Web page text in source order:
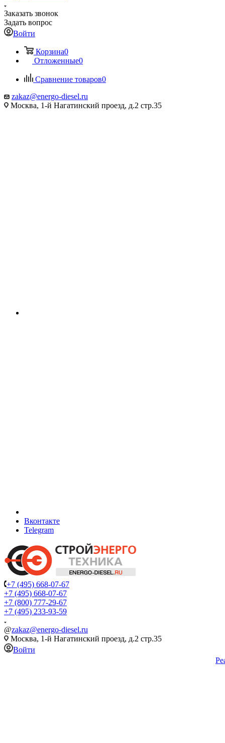
Заказать звонок
Задать вопрос
Войти
Корзина0
Отложенные0
Сравнение товаров0
zakaz@energo-diesel.ru
Москва, 1-й Нагатинский проезд, д.2 стр.35
Вконтакте
Telegram
+7 (495) 668-07-67
+7 (495) 668-07-67
+7 (800) 777-29-67
+7 (495) 233-93-59
@zakaz@energo-diesel.ru
Москва, 1-й Нагатинский проезд, д.2 стр.35
Войти